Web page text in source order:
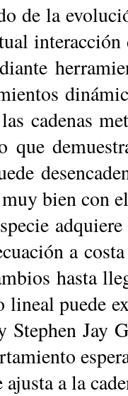
de la
ca­de­nas
que
muy bien con
a
has­ta
li­neal pue­de
Step­hen Jay
ajus­ta a la